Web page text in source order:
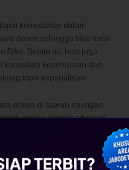
kemudahan dalam
dosen sehingga bisa terbit
Dikti. Selain itu, bisa juga
konsultasi kepenulisan dan
topik kepenulisan.
dosen di bawah naungan
proses penyebarluasan
langsung oleh masyarakat
pembaca yang lebih luas lagi.
oleh seluruh lapisan